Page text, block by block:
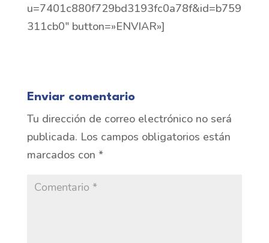
u=7401c880f729bd3193fc0a78f&id=b759
311cb0″ button=»ENVIAR»]
Enviar comentario
Tu dirección de correo electrónico no será
publicada. Los campos obligatorios están
marcados con *